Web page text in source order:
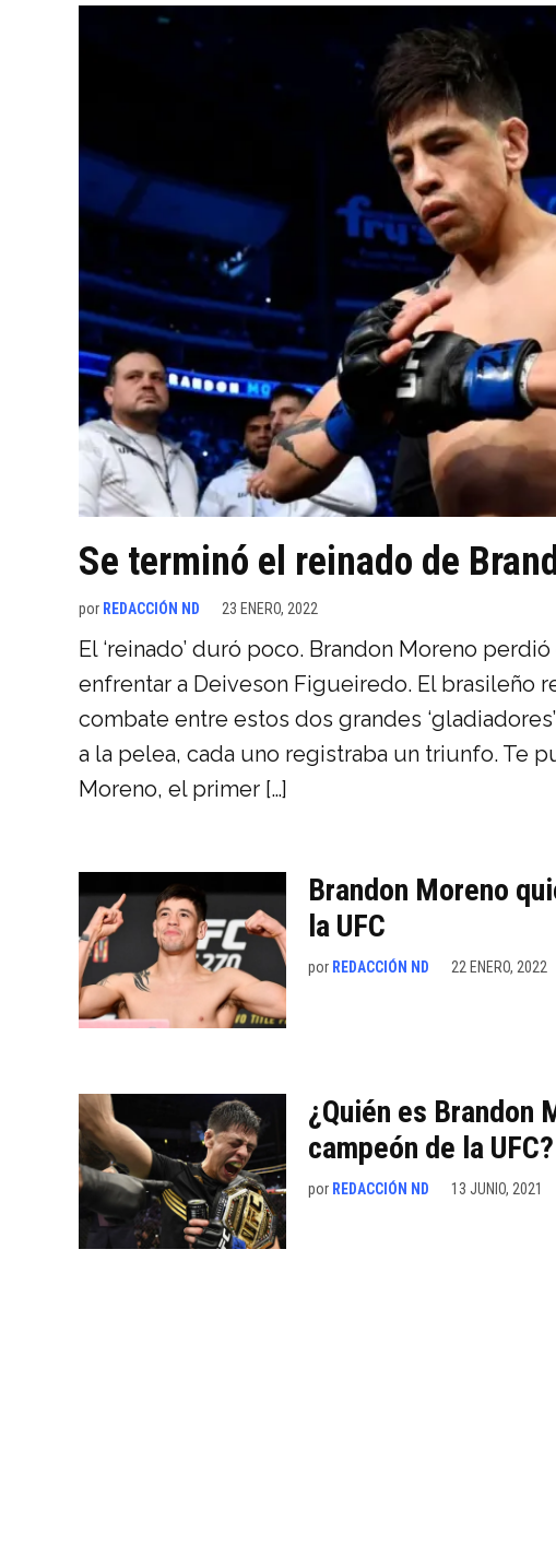
Se terminó el reinado de
por REDACCIÓN ND 23 ENERO, 2022
El ‘reinado’ duró poco. Brandon Moreno
enfrentar a Deiveson Figueiredo. El brasileño
combate entre estos dos grandes
a la pelea, cada uno registraba un triunfo. Te
Moreno, el primer […]
Brandon Moreno
la UFC
por REDACCIÓN ND 22 ENERO, 2022
¿Quién es Brandon
campeón de la UFC?
por REDACCIÓN ND 13 JUNIO, 2021